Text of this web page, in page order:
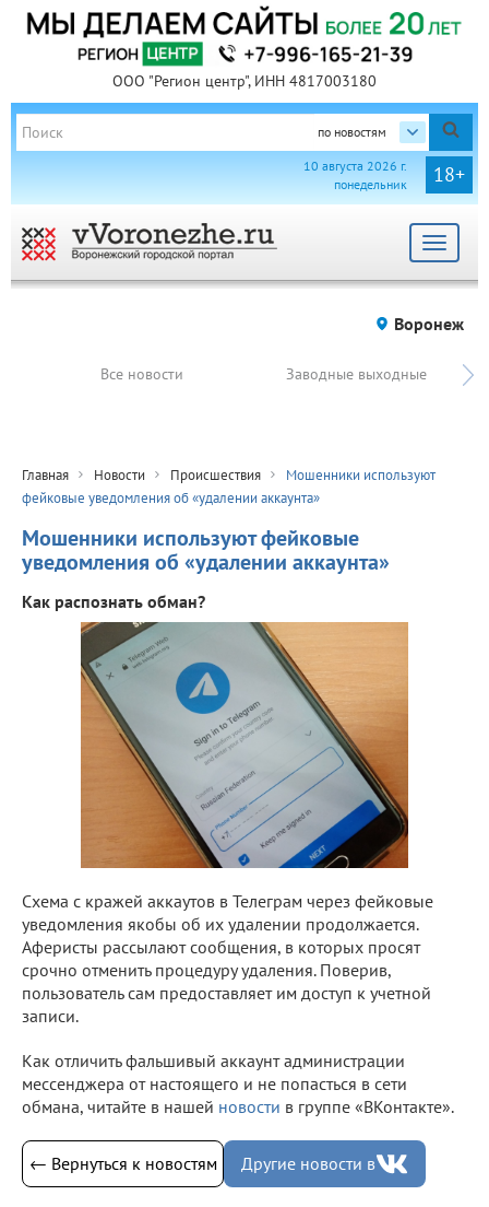
ООО "Регион центр", ИНН 4817003180
по новостям
18+
10 августа 2026 г.
понедельник
Toggle
Воронеж
Все новости Заводные выходные
Главная Новости Происшествия
Мошенники используют
фейковые уведомления об «удалении аккаунта»
Мошенники используют фейковые
уведомления об «удалении аккаунта»
Как распознать обман?
Схема с кражей аккаутов в Телеграм через фейковые
уведомления якобы об их удалении продолжается.
Аферисты рассылают сообщения, в которых просят
срочно отменить процедуру удаления. Поверив,
пользователь сам предоставляет им доступ к учетной
записи.
Как отличить фальшивый аккаунт администрации
мессенджера от настоящего и не попасться в сети
обмана, читайте в нашей новости в группе «ВКонтакте».
← Вернуться к новостям Другие новости в